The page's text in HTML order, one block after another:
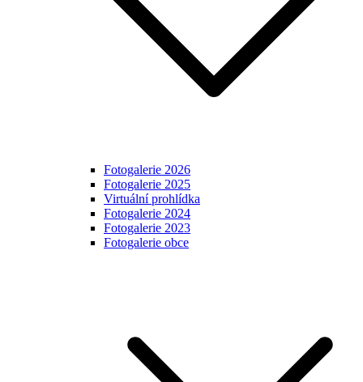
Fotogalerie 2026
Fotogalerie 2025
Virtuální prohlídka
Fotogalerie 2024
Fotogalerie 2023
Fotogalerie obce